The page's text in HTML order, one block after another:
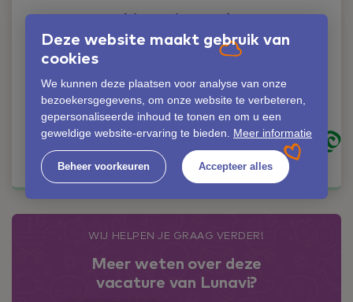
Deze website maakt gebruik van
cookies
We kunnen deze plaatsen voor analyse van onze
bezoekersgegevens, om onze website te verbeteren,
gepersonaliseerde inhoud te tonen en om u een
geweldige website-ervaring te bieden. Meer informatie
Beheer voorkeuren Accepteer alles
Liever iemand
persoonlijk spreken?
Geen probleem!
Elize van Oudheusden
06-42353558
elize.van.oudheusden@lunavi.nl
Kom in contact
WIJ HELPEN JE GRAAG VERDER!
Meer weten over deze
vacature van Lunavi?